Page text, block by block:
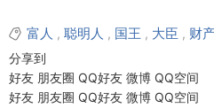
富人 , 聪明人 , 国王 , 大臣 , 财
分享到
好友 朋友圈 QQ好友 微博 QQ空间
好友 朋友圈 QQ好友 微博 QQ空间